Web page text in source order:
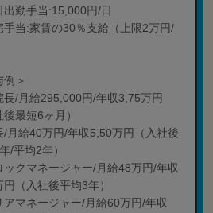
出勤手当:15,000円/日
手当:家賃の30％支給（上限2万円/
例＞
長/月給295,000円/年収3,75万円
後最短6ヶ月）
/月給40万円/年収5,50万円（入社後
/平均2年）
ックマネージャー/月給48万円/年収
円（入社後平均3年）
アマネージャー/月給60万円/年収